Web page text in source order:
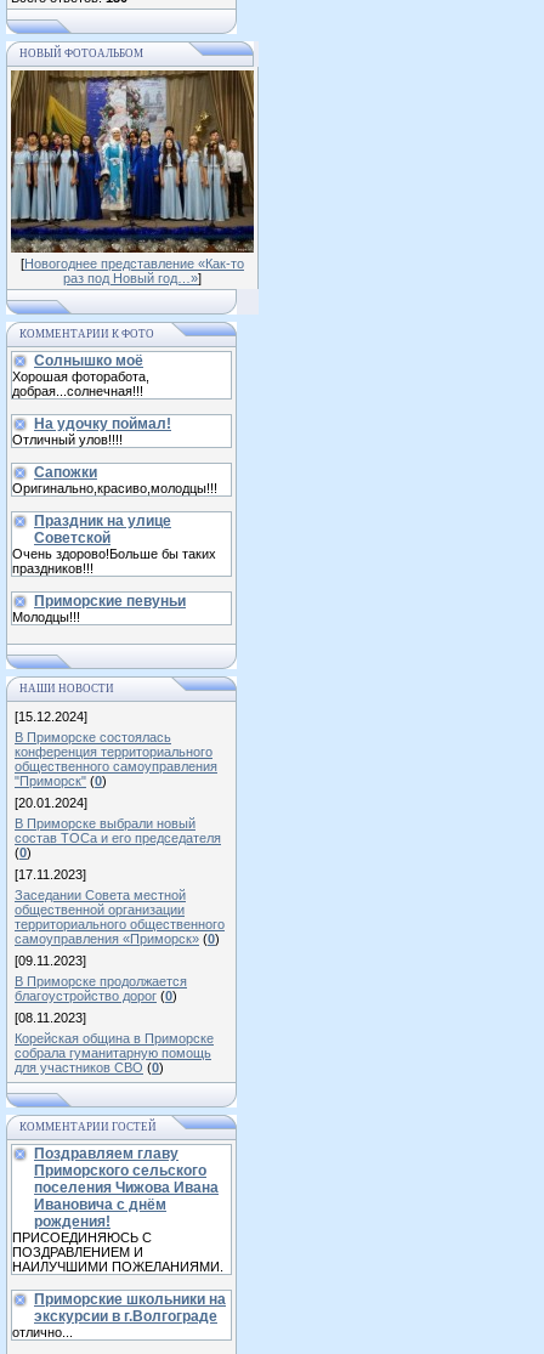
НОВЫЙ ФОТОАЛЬБОМ
[Новогоднее представление «Как-то
раз под Новый год…»]
КОММЕНТАРИИ К ФОТО
Солнышко моё
Хорошая фоторабота,
добрая...солнечная!!!
На удочку поймал!
Отличный улов!!!!
Сапожки
Оригинально,красиво,молодцы!!!
Праздник на улице
Советской
Очень здорово!Больше бы таких
праздников!!!
Приморские певуньи
Молодцы!!!
НАШИ НОВОСТИ
[15.12.2024]
В Приморске состоялась
конференция территориального
общественного самоуправления
"Приморск" (0)
[20.01.2024]
В Приморске выбрали новый
состав ТОСа и его председателя
(0)
[17.11.2023]
Заседании Совета местной
общественной организации
территориального общественного
самоуправления «Приморск» (0)
[09.11.2023]
В Приморске продолжается
благоустройство дорог (0)
[08.11.2023]
Корейская община в Приморске
собрала гуманитарную помощь
для участников СВО (0)
КОММЕНТАРИИ ГОСТЕЙ
Поздравляем главу
Приморского сельского
поселения Чижова Ивана
Ивановича с днём
рождения!
ПРИСОЕДИНЯЮСЬ С
ПОЗДРАВЛЕНИЕМ И
НАИЛУЧШИМИ ПОЖЕЛАНИЯМИ.
Приморские школьники на
экскурсии в г.Волгограде
отлично...